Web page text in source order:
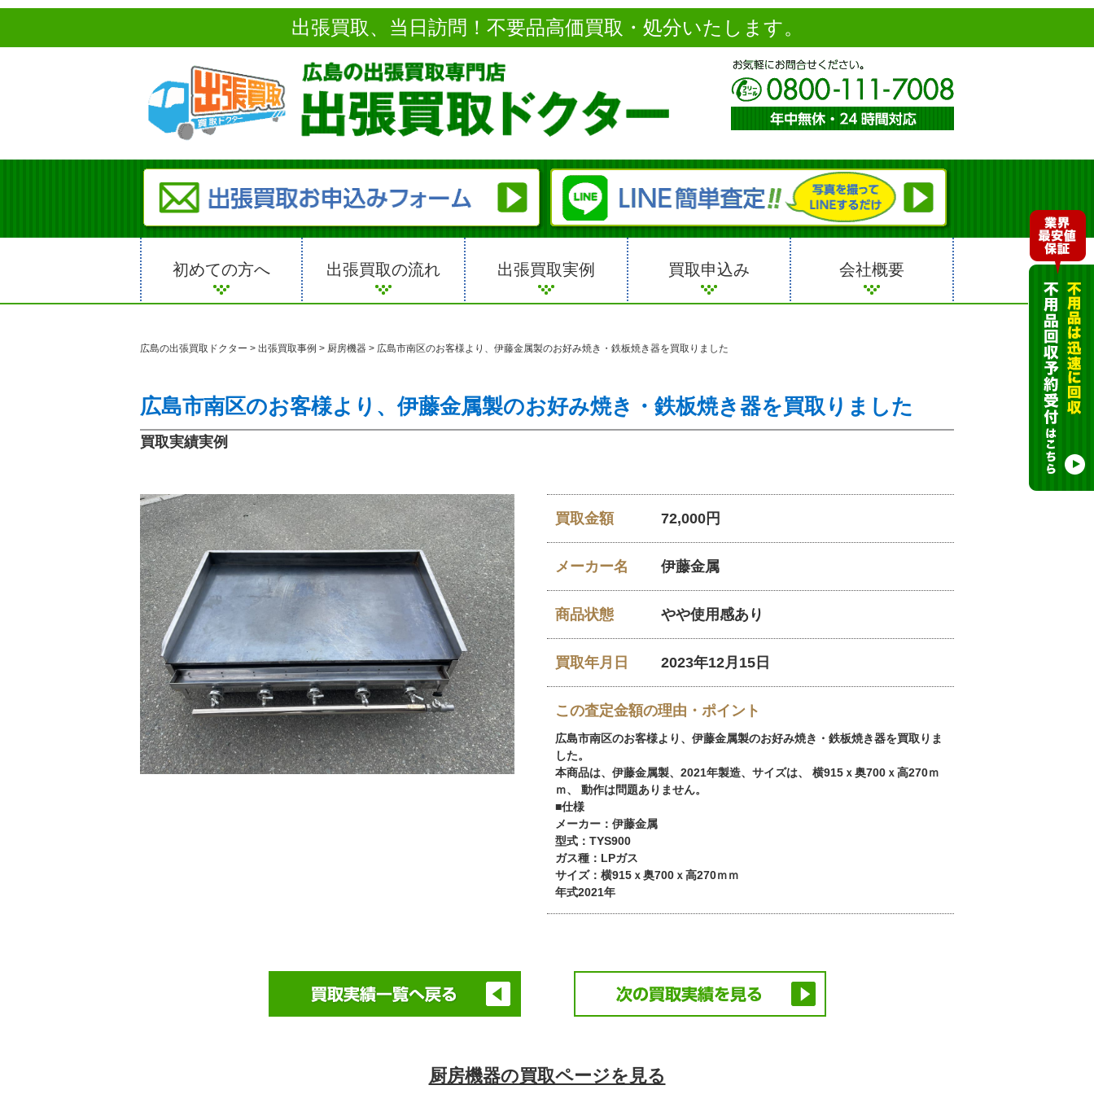
出張買取、当日訪問！不要品高価買取・処分いたします。
初めての方へ 出張買取の流れ 出張買取実例 買取申込み 会社概要
広島の出張買取ドクター > 出張買取事例 > 厨房機器 > 広島市南区のお客様より、伊藤金属製のお好み焼き・鉄板焼き器を買取りました
広島市南区のお客様より、伊藤金属製のお好み焼き・鉄板焼き器を買取りました
買取実績実例
買取金額 72,000円
メーカー名 伊藤金属
商品状態 やや使用感あり
買取年月日 2023年12月15日
この査定金額の理由・ポイント
広島市南区のお客様より、伊藤金属製のお好み焼き・鉄板焼き器を買取りま
した。
本商品は、伊藤金属製、2021年製造、サイズは、 横915ｘ奥700ｘ高270ｍ
ｍ、 動作は問題ありません。
■仕様
メーカー：伊藤金属
型式：TYS900
ガス種：LPガス
サイズ：横915ｘ奥700ｘ高270ｍｍ
年式2021年
厨房機器の買取ページを見る